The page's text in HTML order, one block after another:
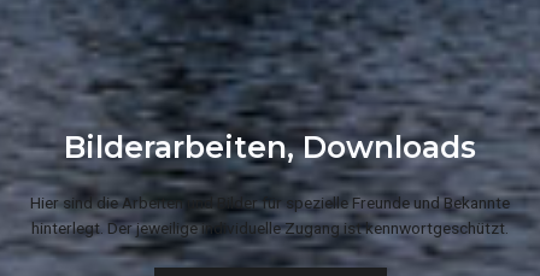
Bilderarbeiten, Downloads
Hier sind die Arbeiten und Bilder für spezielle Freunde und Bekannte
hinterlegt. Der jeweilige individuelle Zugang ist kennwortgeschützt.